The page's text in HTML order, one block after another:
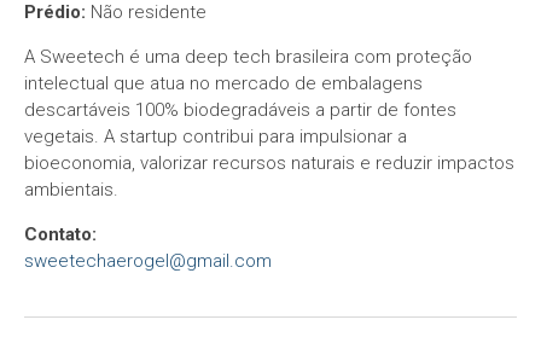
Prédio: Não residente
A Sweetech é uma deep tech brasileira com proteção
intelectual que atua no mercado de embalagens
descartáveis 100% biodegradáveis a partir de fontes
vegetais. A startup contribui para impulsionar a
bioeconomia, valorizar recursos naturais e reduzir impactos
ambientais.
Contato:
sweetechaerogel@gmail.com